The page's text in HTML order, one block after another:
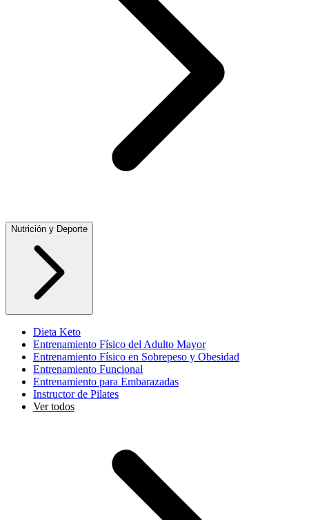
Nutrición y Deporte
Dieta Keto
Entrenamiento Físico del Adulto Mayor
Entrenamiento Físico en Sobrepeso y Obesidad
Entrenamiento Funcional
Entrenamiento para Embarazadas
Instructor de Pilates
Ver todos